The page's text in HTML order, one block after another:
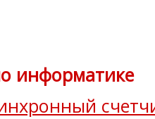
информатике